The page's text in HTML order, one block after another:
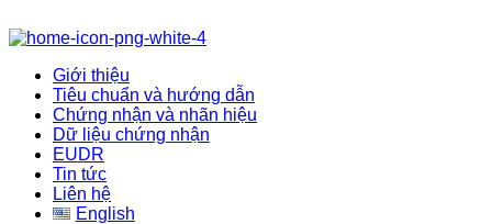
Giới thiệu
Tiêu chuẩn và hướng dẫn
Chứng nhận và nhãn hiệu
Dữ liệu chứng nhận
EUDR
Tin tức
Liên hệ
English